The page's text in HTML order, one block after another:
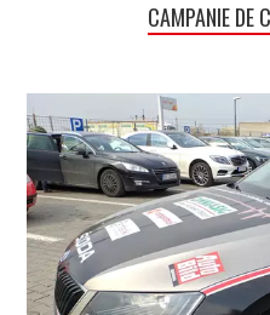
CAMPANIE DE